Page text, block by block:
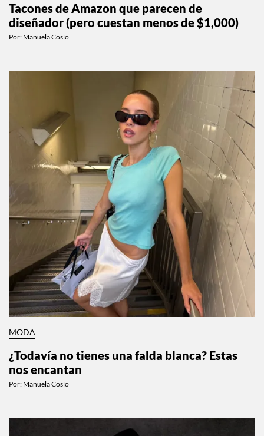
Tacones de Amazon que parecen de
diseñador (pero cuestan menos de $1,000)
Por: Manuela Cosío
MODA
¿Todavía no tienes una falda blanca? Estas
nos encantan
Por: Manuela Cosío